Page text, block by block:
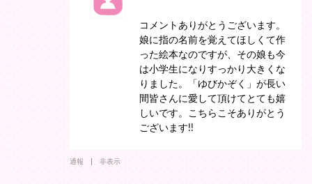
コメントありがとうございます。
娘に指の名前を覚えてほしくて作
った絵本なのですが、その娘も今
は小学生になりすっかり大きくな
りました。「ゆびかぞく」が長い
間皆さんに愛して頂けてとても嬉
しいです。こちらこそありがとう
ございます!!
通報 非表示